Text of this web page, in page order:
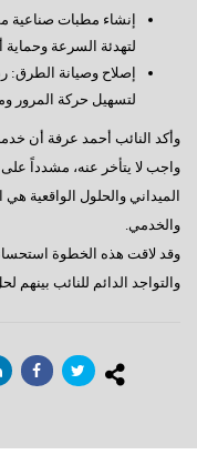
إنشاء مطبات صناعية
لتهدئة السرعة وحماية
إصلاح وصيانة الطرق:
لتسهيل حركة المرور
وأكد النائب أحمد عرفة أن
واجب لا يتأخر عنه، مشدداً
الميداني والحلول الواقعية
والخدمي.
وقد لاقت هذه الخطوة
والتواجد الدائم للنائب